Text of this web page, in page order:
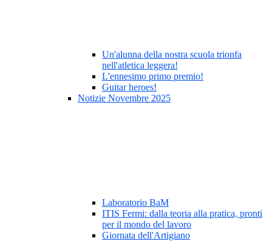
Un'alunna della nostra scuola trionfa
nell'atletica leggera!
L'ennesimo primo premio!
Guitar heroes!
Notizie Novembre 2025
Laboratorio BaM
ITIS Fermi: dalla teoria alla pratica, pronti
per il mondo del lavoro
Giornata dell'Artigiano